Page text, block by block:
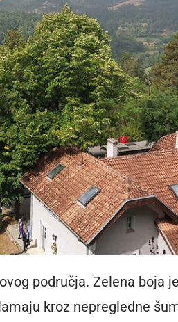
područja. Zelena boja
kroz nepregledne